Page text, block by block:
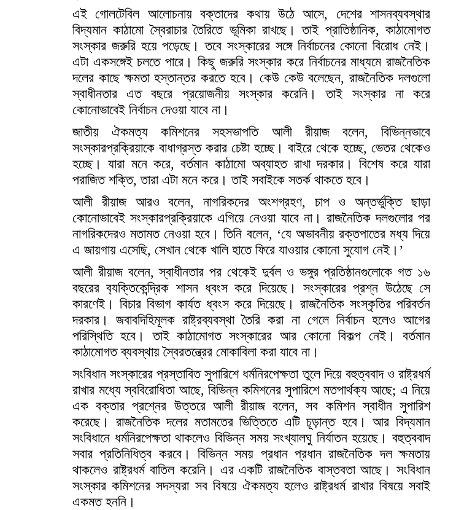
এই গোলটেবিল আলোচনায় বক্তাদের কথায় উঠে আসে, দেশের শাসনব্যবস্থার
বিদ্যমান কাঠামো স্বৈরাচার তৈরিতে ভূমিকা রাখছে। তাই প্রাতিষ্ঠানিক, কাঠামোগত
সংস্কার জরুরি হয়ে পড়েছে। তবে সংস্কারের সঙ্গে নির্বাচনের কোনো বিরোধ নেই।
এটা একসঙ্গেই চলতে পারে। কিছু জরুরি সংস্কার করে নির্বাচনের মাধ্যমে রাজনৈতিক
দলের কাছে ক্ষমতা হস্তান্তর করতে হবে। কেউ কেউ বলেছেন, রাজনৈতিক দলগুলো
স্বাধীনতার এত বছরে প্রয়োজনীয় সংস্কার করেনি। তাই সংস্কার না করে
কোনোভাবেই নির্বাচন দেওয়া যাবে না।
জাতীয় ঐকমত্য কমিশনের সহসভাপতি আলী রীয়াজ বলেন, বিভিন্নভাবে
সংস্কারপ্রক্রিয়াকে বাধাগ্রস্ত করার চেষ্টা হচ্ছে। বাইরে থেকে হচ্ছে, ভেতর থেকেও
হচ্ছে। যারা মনে করে, বর্তমান কাঠামো অব্যাহত রাখা দরকার। বিশেষ করে যারা
পরাজিত শক্তি, তারা এটা মনে করে। তাই সবাইকে সতর্ক থাকতে হবে।
আলী রীয়াজ আরও বলেন, নাগরিকদের অংশগ্রহণ, চাপ ও অন্তর্ভুক্তি ছাড়া
কোনোভাবেই সংস্কারপ্রক্রিয়াকে এগিয়ে নেওয়া যাবে না। রাজনৈতিক দলগুলোর পর
নাগরিকদেরও মতামত নেওয়া হবে। তিনি বলেন, ‘যে অভাবনীয় রক্তপাতের মধ্য দিয়ে
এ জায়গায় এসেছি, সেখান থেকে খালি হাতে ফিরে যাওয়ার কোনো সুযোগ নেই।’
আলী রীয়াজ বলেন, স্বাধীনতার পর থেকেই দুর্বল ও ভঙ্গুর প্রতিষ্ঠানগুলোকে গত ১৬
বছরের ব‍্যক্তিকেন্দ্রিক শাসন ধ্বংস করে দিয়েছে। সংস্কারের প্রশ্ন উঠেছে সে
কারণেই। বিচার বিভাগ কার্যত ধ্বংস করে দিয়েছে। রাজনৈতিক সংস্কৃতির পরিবর্তন
দরকার। জবাবদিহিমূলক রাষ্ট্রব্যবস্থা তৈরি করা না গেলে নির্বাচন হলেও আগের
পরিস্থিতি হবে। তাই কাঠামোগত সংস্কারের আর কোনো বিকল্প নেই। বর্তমান
কাঠামোগত ব্যবস্থায় স্বৈরতন্ত্রের মোকাবিলা করা যাবে না।
সংবিধান সংস্কারের প্রস্তাবিত সুপারিশে ধর্মনিরপেক্ষতা তুলে দিয়ে বহুত্ববাদ ও রাষ্ট্রধর্ম
রাখার মধ্যে স্ববিরোধিতা আছে, বিভিন্ন কমিশনের সুপারিশে মতপার্থক্য আছে; এ নিয়ে
এক বক্তার প্রশ্নের উত্তরে আলী রীয়াজ বলেন, সব কমিশন স্বাধীন সুপারিশ
করেছে। রাজনৈতিক দলের মতামতের ভিত্তিতে এটি চূড়ান্ত হবে। আর বিদ্যমান
সংবিধানে ধর্মনিরপেক্ষতা থাকলেও বিভিন্ন সময় সংখ্যালঘু নির্যাতন হয়েছে। বহুত্ববাদ
সবার প্রতিনিধিত্ব করবে। বিভিন্ন সময় প্রধান প্রধান রাজনৈতিক দল ক্ষমতায়
থাকলেও রাষ্ট্রধর্ম বাতিল করেনি। এর একটি রাজনৈতিক বাস্তবতা আছে। সংবিধান
সংস্কার কমিশনের সদস্যরা সব বিষয়ে ঐকমত্য হলেও রাষ্ট্রধর্ম রাখার বিষয়ে সবাই
একমত হননি।